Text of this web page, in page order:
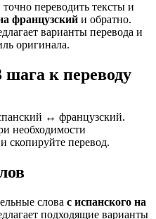
переводить тексты и
французский и обратно.
варианты перевода и
оригинала.
шага к переводу
↔ французский.
необходимости
скопируйте перевод.
слова с испанского на
подходящие варианты